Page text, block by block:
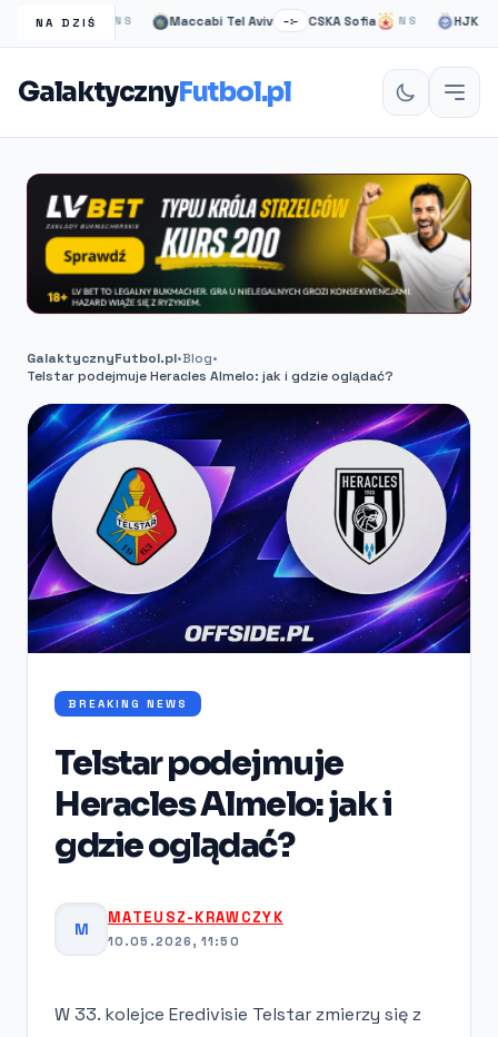
NA DZIŚ
Rangers NS Maccabi Tel Aviv –:– CSKA Sofia NS HJK
GalaktycznyFutbol.pl
GalaktycznyFutbol.pl•Blog•
Telstar podejmuje Heracles Almelo: jak i gdzie oglądać?
BREAKING NEWS
Telstar podejmuje
Heracles Almelo: jak i
gdzie oglądać?
M
MATEUSZ-KRAWCZYK
10.05.2026, 11:50
W 33. kolejce Eredivisie Telstar zmierzy się z